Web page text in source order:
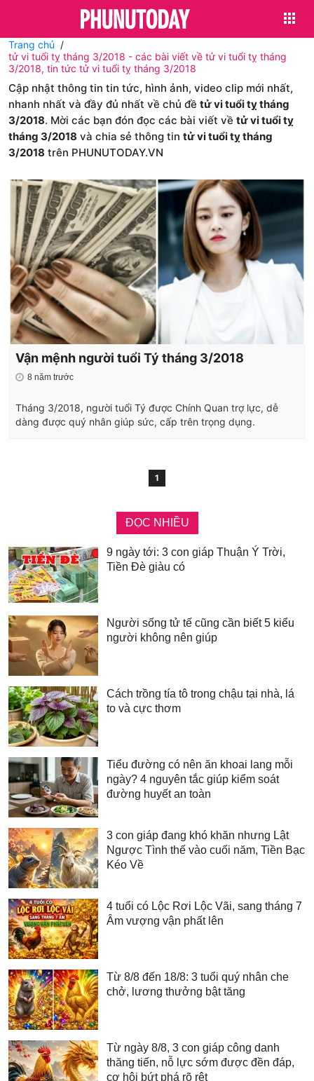
Trang chủ
tử vi tuổi tỵ tháng 3/2018 - các bài viết về tử vi tuổi tỵ tháng
3/2018, tin tức tử vi tuổi tỵ tháng 3/2018
Cập nhật thông tin tin tức, hình ảnh, video clip mới nhất,
nhanh nhất và đầy đủ nhất về chủ đề tử vi tuổi tỵ tháng
3/2018. Mời các bạn đón đọc các bài viết về tử vi tuổi tỵ
tháng 3/2018 và chia sẻ thông tin tử vi tuổi tỵ tháng
3/2018 trên PHUNUTODAY.VN
Vận mệnh người tuổi Tý tháng 3/2018
8 năm trước
Tháng 3/2018, người tuổi Tý được Chính Quan trợ lực, dễ
dàng được quý nhân giúp sức, cấp trên trọng dụng.
1
ĐỌC NHIỀU
9 ngày tới: 3 con giáp Thuận Ý Trời,
Tiền Đè giàu có
Người sống tử tế cũng cần biết 5 kiểu
người không nên giúp
Cách trồng tía tô trong chậu tại nhà, lá
to và cực thơm
Tiểu đường có nên ăn khoai lang mỗi
ngày? 4 nguyên tắc giúp kiểm soát
đường huyết an toàn
3 con giáp đang khó khăn nhưng Lật
Ngược Tình thế vào cuối năm, Tiền Bạc
Kéo Về
4 tuổi có Lộc Rơi Lộc Vãi, sang tháng 7
Âm vượng vận phất lên
Từ 8/8 đến 18/8: 3 tuổi quý nhân che
chở, lương thưởng bật tăng
Từ ngày 8/8, 3 con giáp công danh
thăng tiến, nỗ lực sớm được đền đáp,
cơ hội bứt phá rõ rệt